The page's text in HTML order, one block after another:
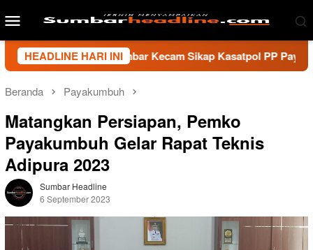
ke
Menu
Mobile
HEADLINE HARI INI
Sumbar Kecam Sikap Kasatpol PP Payakumbuh,
Beranda Payakumbuh
Matangkan Persiapan, Pemko
Payakumbuh Gelar Rapat Teknis
Adipura 2023
Sumbar Headline
6 September 2023